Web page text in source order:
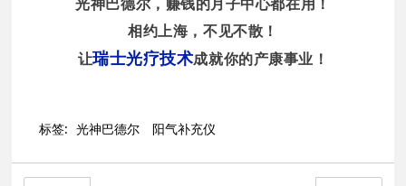
光神巴德尔，赚钱的月子中心都在用！
相约上海，不见不散！
让瑞士光疗技术成就你的产康事业！
标签: 光神巴德尔 阳气补充仪